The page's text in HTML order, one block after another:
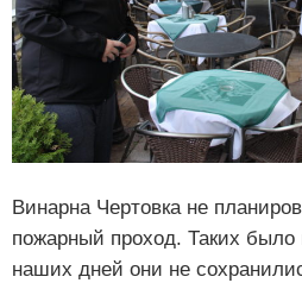
Винарна Чертовка не
пожарный проход. Таких было
наших дней они не